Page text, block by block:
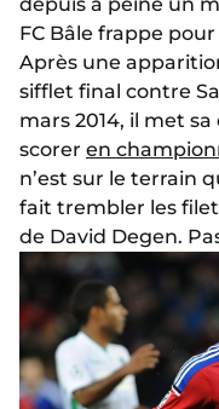
FC Bâle frappe
Après une
sifflet final contre
mars 2014, il met
scorer en
n’est sur le terrain
fait trembler les
de David Degen.